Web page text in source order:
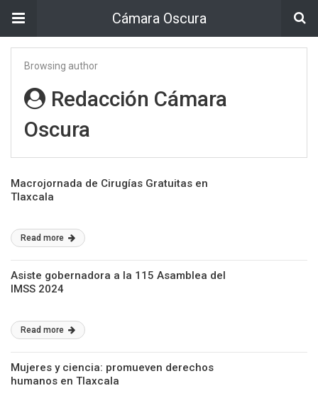
Cámara Oscura
Browsing author
Redacción Cámara
Oscura
Macrojornada de Cirugías Gratuitas en
Tlaxcala
Read more
Asiste gobernadora a la 115 Asamblea del
IMSS 2024
Read more
Mujeres y ciencia: promueven derechos
humanos en Tlaxcala